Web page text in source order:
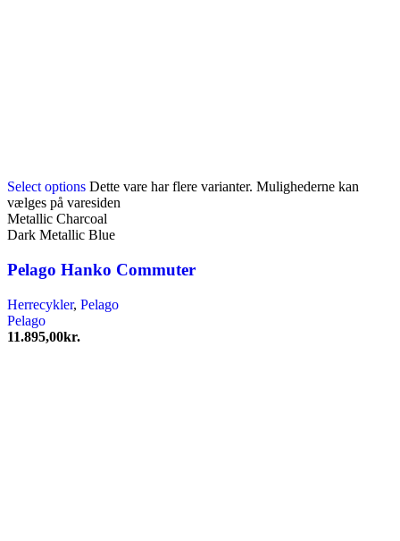
Select options Dette vare har flere varianter. Mulighederne kan
vælges på varesiden
Metallic Charcoal
Dark Metallic Blue
Pelago Hanko Commuter
Herrecykler, Pelago
Pelago
11.895,00kr.